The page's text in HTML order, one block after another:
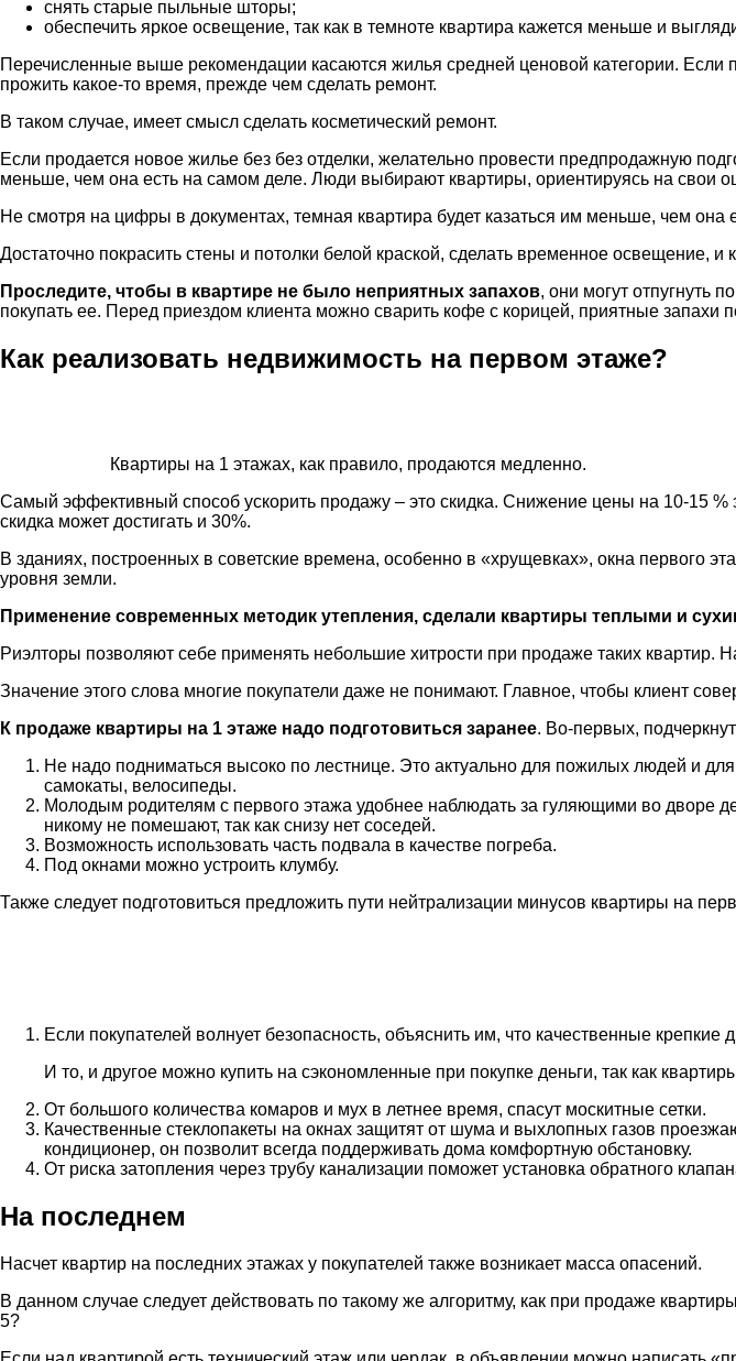
снять старые пыльные шторы;
обеспечить яркое освещение, так как в темноте квартира кажется меньше и
Перечисленные выше рекомендации касаются жилья средней ценовой категории.
прожить какое-то время, прежде чем сделать ремонт.
В таком случае, имеет смысл сделать косметический ремонт.
Если продается новое жилье без без отделки, желательно провести предпродажную
меньше, чем она есть на самом деле. Люди выбирают квартиры, ориентируясь на свои
Не смотря на цифры в документах, темная квартира будет казаться им меньше, чем она
Достаточно покрасить стены и потолки белой краской, сделать временное освещение,
Проследите, чтобы в квартире не было неприятных запахов, они могут отпугнуть
покупать ее. Перед приездом клиента можно сварить кофе с корицей, приятные запахи
Как реализовать недвижимость на первом этаже?
Квартиры на 1 этажах, как правило, продаются медленно.
Самый эффективный способ ускорить продажу – это скидка. Снижение цены на 10-15
скидка может достигать и 30%.
В зданиях, построенных в советские времена, особенно в «хрущевках», окна
уровня земли.
Применение современных методик утепления, сделали квартиры теплыми и
Риэлторы позволяют себе применять небольшие хитрости при продаже таких
Значение этого слова многие покупатели даже не понимают. Главное, чтобы клиент
К продаже квартиры на 1 этаже надо подготовиться заранее. Во-первых,
Не надо подниматься высоко по лестнице. Это актуально для пожилых людей и
самокаты, велосипеды.
Молодым родителям с первого этажа удобнее наблюдать за гуляющими во дворе
никому не помешают, так как снизу нет соседей.
Возможность использовать часть подвала в качестве погреба.
Под окнами можно устроить клумбу.
Также следует подготовиться предложить пути нейтрализации минусов квартиры на
Если покупателей волнует безопасность, объяснить им, что качественные
И то, и другое можно купить на сэкономленные при покупке деньги, так как
От большого количества комаров и мух в летнее время, спасут москитные сетки.
Качественные стеклопакеты на окнах защитят от шума и выхлопных газов
кондиционер, он позволит всегда поддерживать дома комфортную обстановку.
От риска затопления через трубу канализации поможет установка обратного
На последнем
Насчет квартир на последних этажах у покупателей также возникает масса опасений.
В данном случае следует действовать по такому же алгоритму, как при продаже
5?